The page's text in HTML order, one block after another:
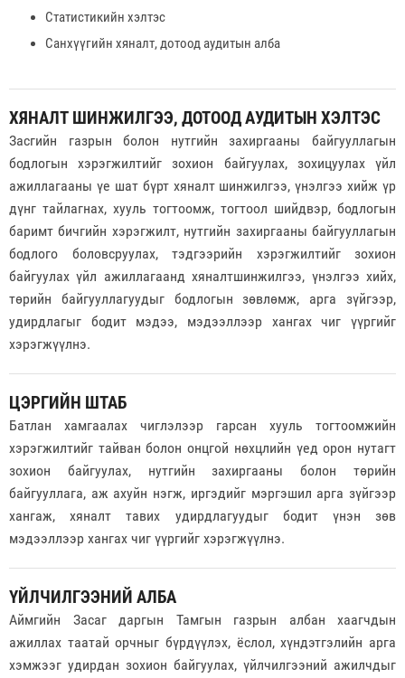
Статистикийн хэлтэс
Санхүүгийн хяналт, дотоод аудитын алба
ХЯНАЛТ ШИНЖИЛГЭЭ, ДОТООД АУДИТЫН ХЭЛТЭС
Засгийн газрын болон нутгийн захиргааны байгууллагын
бодлогын хэрэгжилтийг зохион байгуулах, зохицуулах үйл
ажиллагааны үе шат бүрт хяналт шинжилгээ, үнэлгээ хийж үр
дүнг тайлагнах, хууль тогтоомж, тогтоол шийдвэр, бодлогын
баримт бичгийн хэрэгжилт, нутгийн захиргааны байгууллагын
бодлого боловсруулах, тэдгээрийн хэрэгжилтийг зохион
байгуулах үйл ажиллагаанд хяналтшинжилгээ, үнэлгээ хийх,
төрийн байгууллагуудыг бодлогын зөвлөмж, арга зүйгээр,
удирдлагыг бодит мэдээ, мэдээллээр хангах чиг үүргийг
хэрэгжүүлнэ.
ЦЭРГИЙН ШТАБ
Батлан хамгаалах чиглэлээр гарсан хууль тогтоомжийн
хэрэгжилтийг тайван болон онцгой нөхцлийн үед орон нутагт
зохион байгуулах, нутгийн захиргааны болон төрийн
байгууллага, аж ахуйн нэгж, иргэдийг мэргэшил арга зүйгээр
хангаж, хяналт тавих удирдлагуудыг бодит үнэн зөв
мэдээллээр хангах чиг үүргийг хэрэгжүүлнэ.
ҮЙЛЧИЛГЭЭНИЙ АЛБА
Аймгийн Засаг даргын Тамгын газрын албан хаагчдын
ажиллах таатай орчныг бүрдүүлэх, ёслол, хүндэтгэлийн арга
хэмжээг удирдан зохион байгуулах, үйлчилгээний ажилчдыг